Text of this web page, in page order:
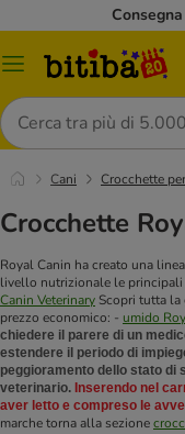
Overview
Cerca
Cani Crocchette
Crocchette
Royal Canin ha creato una
livello nutrizionale le
Canin Veterinary Scopri tutta la
prezzo economico: - umido
chiedere il parere di un
estendere il periodo di
peggioramento dello stato di
veterinario. Inserendo nel
aver letto e compreso le
marche torna alla sezione